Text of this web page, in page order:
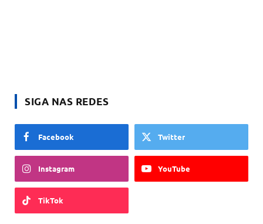
SIGA NAS REDES
Facebook Twitter
Instagram YouTube
TikTok